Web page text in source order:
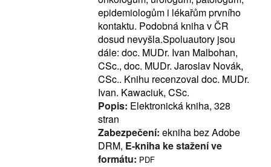
epidemiologům i lékařům prvního
kontaktu. Podobná kniha v ČR
dosud nevyšla.Spoluautory jsou
dále: doc. MUDr. Ivan Malbohan,
CSc., doc. MUDr. Jaroslav Novák,
CSc.. Knihu recenzoval doc. MUDr.
Ivan. Kawaciuk, CSc.
Popis: Elektronická kniha, 328
stran
Zabezpečení: ekniha bez Adobe
DRM, E-kniha ke stažení ve
formátu: PDF